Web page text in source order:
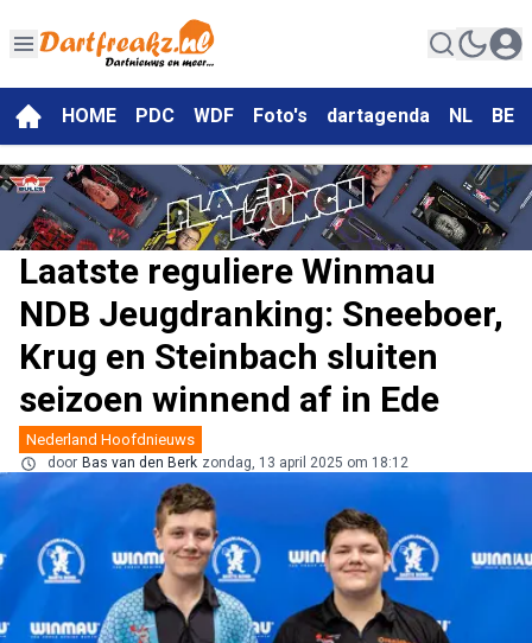
HOME PDC WDF Foto's dartagenda NL BE
Laatste reguliere Winmau
NDB Jeugdranking: Sneeboer,
Krug en Steinbach sluiten
seizoen winnend af in Ede
Nederland Hoofdnieuws
door Bas van den Berk zondag, 13 april 2025 om 18:12